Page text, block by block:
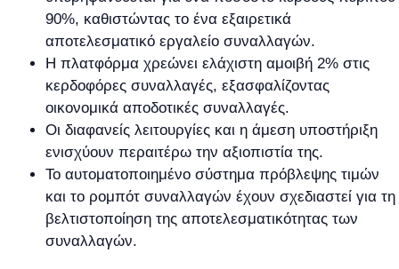
90%, καθιστώντας το ένα εξαιρετικά
αποτελεσματικό εργαλείο συναλλαγών.
Η πλατφόρμα χρεώνει ελάχιστη αμοιβή 2% στις
κερδοφόρες συναλλαγές, εξασφαλίζοντας
οικονομικά αποδοτικές συναλλαγές.
Οι διαφανείς λειτουργίες και η άμεση υποστήριξη
ενισχύουν περαιτέρω την αξιοπιστία της.
Το αυτοματοποιημένο σύστημα πρόβλεψης τιμών
και το ρομπότ συναλλαγών έχουν σχεδιαστεί για τη
βελτιστοποίηση της αποτελεσματικότητας των
συναλλαγών.